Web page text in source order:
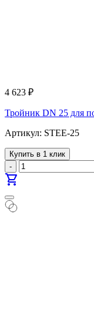
4 623 ₽
Тройник DN 25 для
Артикул: STEE-25
Купить в 1 клик
-
shopping_cart